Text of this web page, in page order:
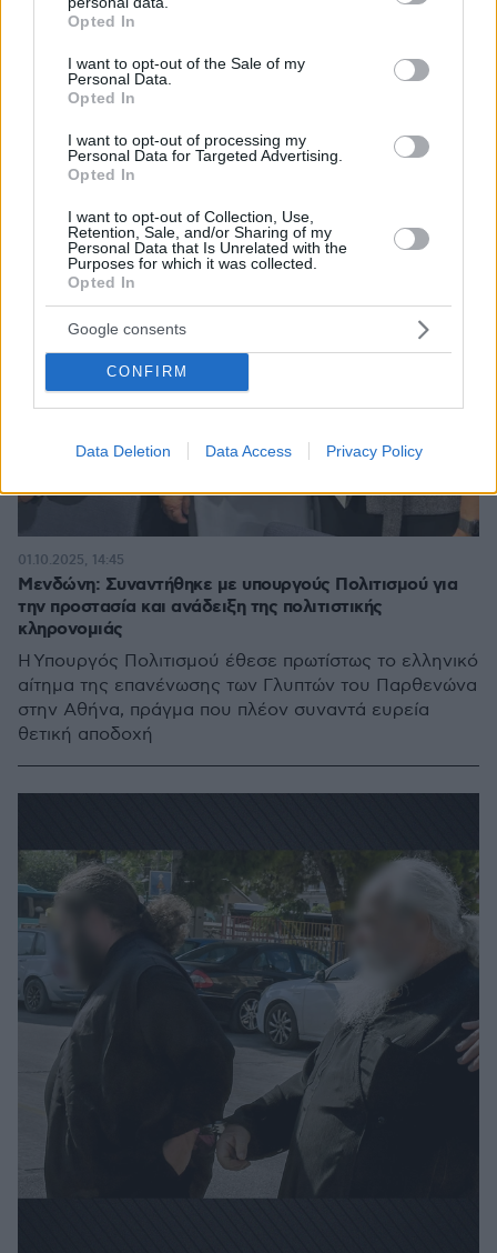
grant or deny consent to Google and its third-party tags to
use your data for below specified purposes in below Google
consent section.
Opted In
I want to opt-out of the Sale of my
Personal Data.
Opted In
I want to opt-out of processing my
Personal Data for Targeted Advertising.
Opted In
I want to opt-out of Collection, Use,
Retention, Sale, and/or Sharing of my
Personal Data that Is Unrelated with the
Purposes for which it was collected.
Opted In
Google consents
CONFIRM
Data Deletion Data Access Privacy Policy
άνδρα με το προσωνύμιο «το Κρανίο»
Μενδώνη: Συναντήθηκε με υπουργούς Πολιτισμού για
την προστασία και ανάδειξη της πολιτιστικής
κληρονομιάς
Η Υπουργός Πολιτισμού έθεσε πρωτίστως το ελληνικό
αίτημα της επανένωσης των Γλυπτών του Παρθενώνα
στην Αθήνα, πράγμα που πλέον συναντά ευρεία
θετική αποδοχή
01.10.2025, 14:45